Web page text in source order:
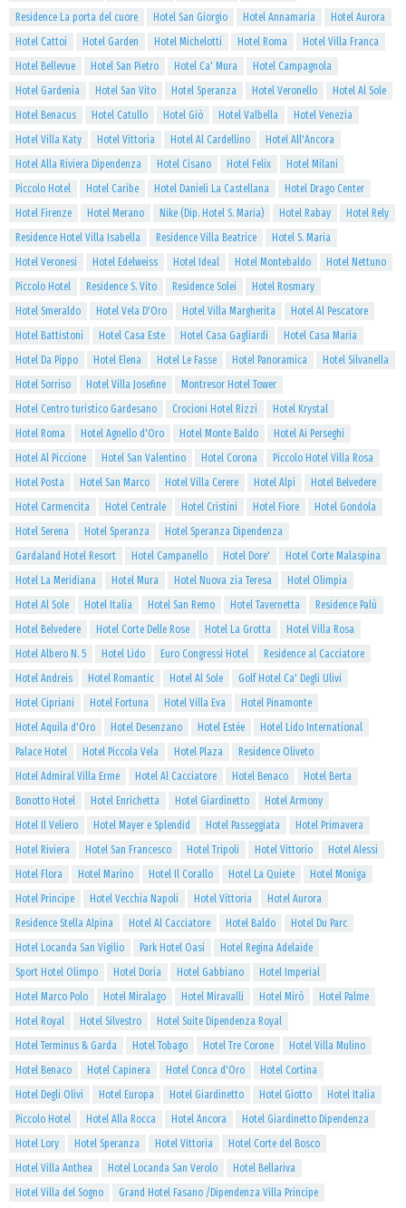
Residence La porta del cuore
Hotel San Giorgio Hotel Annamaria
Hotel Aurora
Hotel Cattoi
Hotel Garden Hotel Michelotti Hotel Roma
Hotel Villa Franca
Hotel Bellevue
Hotel San Pietro Hotel Ca' Mura
Hotel Campagnola
Hotel Gardenia
Hotel San Vito Hotel Speranza Hotel Veronello
Hotel Al Sole
Hotel Benacus
Hotel Catullo Hotel Giò Hotel Valbella
Hotel Venezia
Hotel Villa Katy
Hotel Vittoria Hotel Al Cardellino
Hotel All'Ancora
Hotel Alla Riviera Dipendenza
Hotel Cisano Hotel Felix
Hotel Milani
Piccolo Hotel
Hotel Caribe Hotel Danieli La Castellana
Hotel Drago Center
Hotel Firenze
Hotel Merano Nike (Dip. Hotel S. Maria) Hotel Rabay
Hotel Rely
Residence Hotel Villa Isabella
Residence Villa Beatrice
Hotel S. Maria
Hotel Veronesi
Hotel Edelweiss Hotel Ideal Hotel Montebaldo
Hotel Nettuno
Piccolo Hotel
Residence S. Vito Residence Solei
Hotel Rosmary
Hotel Smeraldo
Hotel Vela D'Oro Hotel Villa Margherita
Hotel Al Pescatore
Hotel Battistoni
Hotel Casa Este Hotel Casa Gagliardi
Hotel Casa Maria
Hotel Da Pippo
Hotel Elena Hotel Le Fasse Hotel Panoramica
Hotel Silvanella
Hotel Sorriso
Hotel Villa Josefine
Montresor Hotel Tower
Hotel Centro turistico Gardesano
Crocioni Hotel Rizzi
Hotel Krystal
Hotel Roma
Hotel Agnello d'Oro Hotel Monte Baldo
Hotel Ai Perseghi
Hotel Al Piccione
Hotel San Valentino Hotel Corona
Piccolo Hotel Villa Rosa
Hotel Posta
Hotel San Marco Hotel Villa Cerere Hotel Alpi
Hotel Belvedere
Hotel Carmencita
Hotel Centrale Hotel Cristini Hotel Fiore
Hotel Gondola
Hotel Serena
Hotel Speranza
Hotel Speranza Dipendenza
Gardaland Hotel Resort
Hotel Campanello Hotel Dore'
Hotel Corte Malaspina
Hotel La Meridiana
Hotel Mura Hotel Nuova zia Teresa
Hotel Olimpia
Hotel Al Sole
Hotel Italia Hotel San Remo Hotel Tavernetta
Residence Palù
Hotel Belvedere
Hotel Corte Delle Rose Hotel La Grotta
Hotel Villa Rosa
Hotel Albero N. 5
Hotel Lido Euro Congressi Hotel
Residence al Cacciatore
Hotel Andreis
Hotel Romantic Hotel Al Sole
Golf Hotel Ca' Degli Ulivi
Hotel Cipriani
Hotel Fortuna Hotel Villa Eva
Hotel Pinamonte
Hotel Aquila d'Oro
Hotel Desenzano Hotel Estée
Hotel Lido International
Palace Hotel
Hotel Piccola Vela Hotel Plaza
Residence Oliveto
Hotel Admiral Villa Erme
Hotel Al Cacciatore Hotel Benaco
Hotel Berta
Bonotto Hotel
Hotel Enrichetta Hotel Giardinetto
Hotel Armony
Hotel Il Veliero
Hotel Mayer e Splendid Hotel Passeggiata
Hotel Primavera
Hotel Riviera
Hotel San Francesco Hotel Tripoli Hotel Vittorio
Hotel Alessi
Hotel Flora
Hotel Marino Hotel Il Corallo Hotel La Quiete
Hotel Moniga
Hotel Principe
Hotel Vecchia Napoli Hotel Vittoria
Hotel Aurora
Residence Stella Alpina
Hotel Al Cacciatore Hotel Baldo
Hotel Du Parc
Hotel Locanda San Vigilio
Park Hotel Oasi
Hotel Regina Adelaide
Sport Hotel Olimpo
Hotel Doria Hotel Gabbiano
Hotel Imperial
Hotel Marco Polo
Hotel Miralago Hotel Miravalli Hotel Mirò
Hotel Palme
Hotel Royal
Hotel Silvestro
Hotel Suite Dipendenza Royal
Hotel Terminus & Garda
Hotel Tobago Hotel Tre Corone
Hotel Villa Mulino
Hotel Benaco
Hotel Capinera Hotel Conca d'Oro
Hotel Cortina
Hotel Degli Olivi
Hotel Europa Hotel Giardinetto Hotel Giotto
Hotel Italia
Piccolo Hotel
Hotel Alla Rocca Hotel Ancora
Hotel Giardinetto Dipendenza
Hotel Lory
Hotel Speranza Hotel Vittoria
Hotel Corte del Bosco
Hotel Villa Anthea
Hotel Locanda San Verolo
Hotel Bellariva
Hotel Villa del Sogno
Grand Hotel Fasano /Dipendenza Villa Principe